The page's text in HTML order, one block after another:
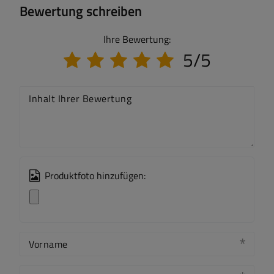
Bewertung schreiben
Ihre Bewertung:
5/5
Inhalt Ihrer Bewertung
Produktfoto hinzufügen:
Vorname